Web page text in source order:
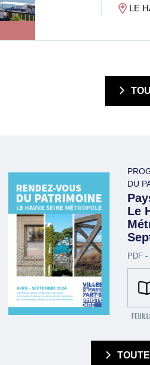
LE
DU
Le
PDF